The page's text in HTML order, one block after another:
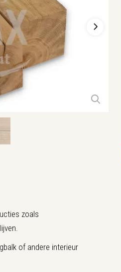
zoals
of andere interieur